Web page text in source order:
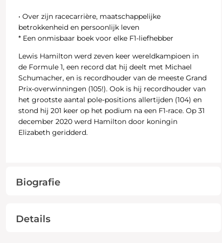
• Over zijn racecarrière, maatschappelijke
betrokkenheid en persoonlijk leven
* Een onmisbaar boek voor elke F1-liefhebber
Lewis Hamilton werd zeven keer wereldkampioen in
de Formule 1, een record dat hij deelt met Michael
Schumacher, en is recordhouder van de meeste Grand
Prix-overwinningen (105!). Ook is hij recordhouder van
het grootste aantal pole-positions allertijden (104) en
stond hij 201 keer op het podium na een F1-race. Op 31
december 2020 werd Hamilton door koningin
Elizabeth geridderd.
Biografie
Details